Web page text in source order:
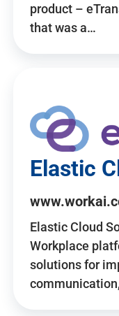
product –
that was a…
Elastic
Elastic Cloud
Workplace
solutions for